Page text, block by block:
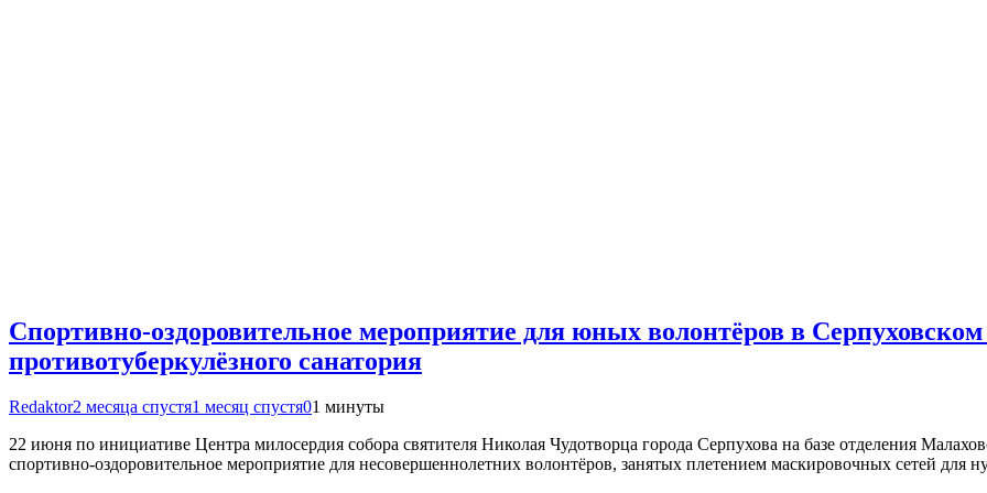
Спортивно-оздоровительное мероприятие для юных волонтёров в
противотуберкулёзного санатория
Redaktor2 месяца спустя1 месяц спустя01 минуты
22 июня по инициативе Центра милосердия собора святителя Николая Чудотворца города Серпухова на базе отделения
спортивно-оздоровительное мероприятие для несовершеннолетних волонтёров, занятых плетением маскировочных сетей для